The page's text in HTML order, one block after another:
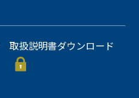
取扱説明書ダウンロード